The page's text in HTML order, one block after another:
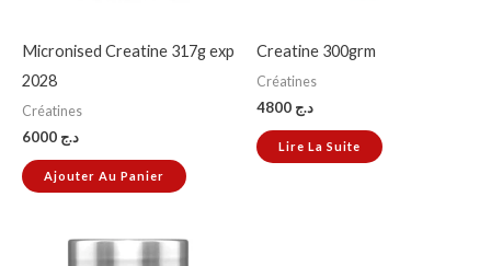
Micronised Creatine 317g exp
2028
Créatines
د.ج
Ajouter Au Panier
Creatine 300grm
Créatines
د.ج
Lire La Suite